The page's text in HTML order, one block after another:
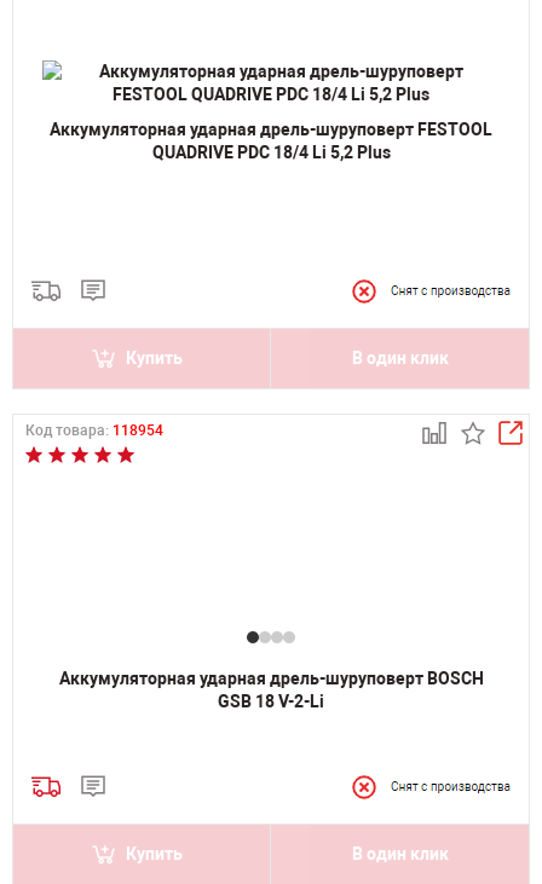
Аккумуляторная ударная дрель-шуруповерт FESTOOL
QUADRIVE PDC 18/4 Li 5,2 Plus
Купить В один клик
Код товара: 118954
Аккумуляторная ударная дрель-шуруповерт BOSCH
GSB 18 V-2-Li
Купить В один клик